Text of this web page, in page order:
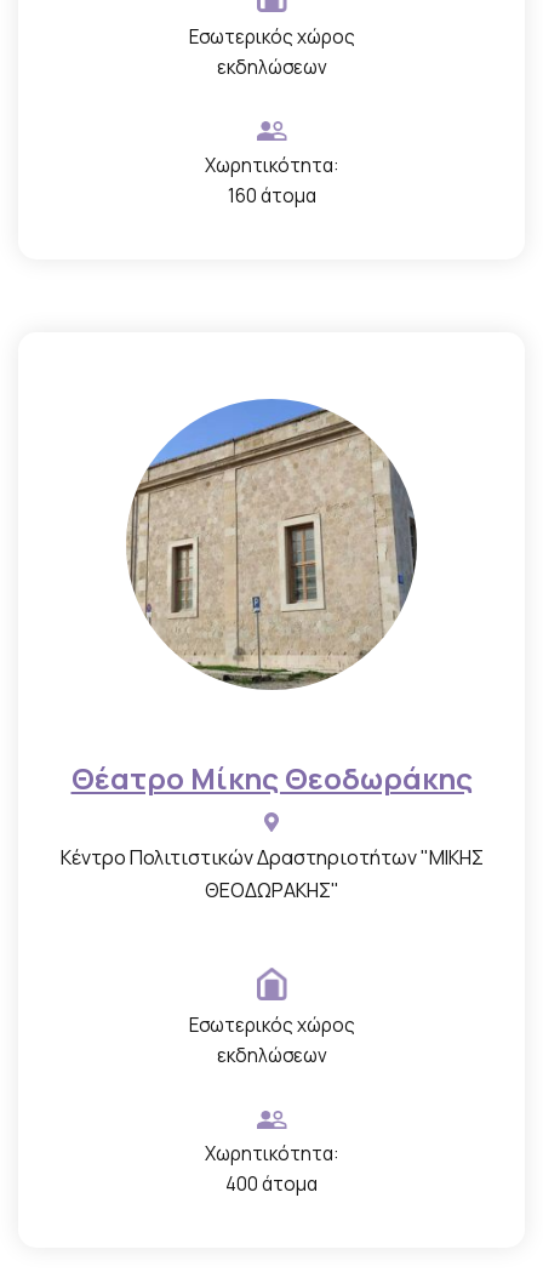
Εσωτερικός χώρος
εκδηλώσεων
Χωρητικότητα:
160 άτομα
Θέατρο Μίκης Θεοδωράκης
Κέντρο Πολιτιστικών Δραστηριοτήτων "ΜΙΚΗΣ
ΘΕΟΔΩΡΑΚΗΣ"
Εσωτερικός χώρος
εκδηλώσεων
Χωρητικότητα:
400 άτομα